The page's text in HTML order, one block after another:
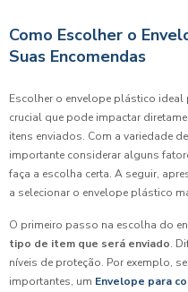
Como Escolher o
Suas Encomendas
Escolher o envelope plástico
crucial que pode impactar
itens enviados. Com a variedade
importante considerar alguns
faça a escolha certa. A seguir,
a selecionar o envelope plástico
O primeiro passo na escolha do
tipo de item que será enviado.
níveis de proteção. Por exemplo,
importantes, um Envelope para